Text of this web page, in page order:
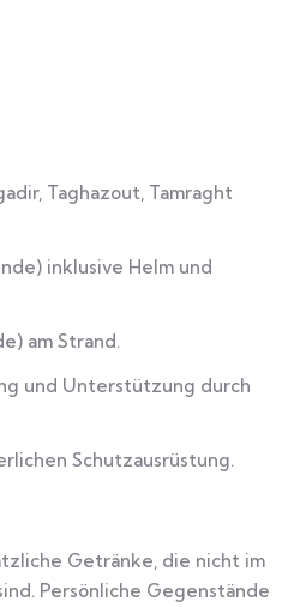
Taghazout, Tamraght
inklusive Helm und
am Strand.
und Unterstützung durch
Schutzausrüstung.
Getränke, die nicht im
Persönliche Gegenstände